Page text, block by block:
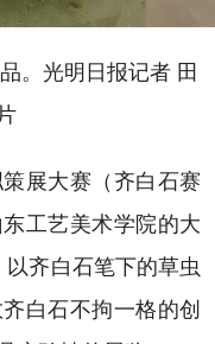
。光明日报记者 田
展大赛（齐白石赛
工艺美术学院的大
以齐白石笔下的草虫
白石不拘一格的创